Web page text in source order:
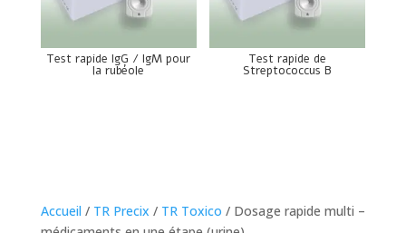
Test rapide IgG / IgM pour
la rubéole
Test rapide de
Streptococcus B
Accueil / TR Precix / TR Toxico / Dosage rapide multi –